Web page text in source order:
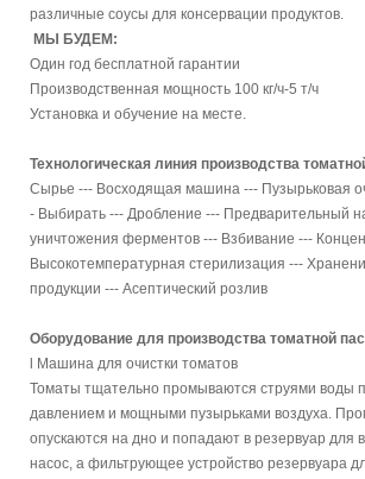
различные соусы для консервации продуктов.
МЫ БУДЕМ:
Один год бесплатной гарантии
Производственная мощность 100 кг/ч-5 т/ч
Установка и обучение на месте.
Технологическая линия производства
Сырье --- Восходящая машина --- Пузырьковая
- Выбирать --- Дробление --- Предварительный
уничтожения ферментов --- Взбивание ---
Высокотемпературная стерилизация ---
продукции --- Асептический розлив
Оборудование для производства томатной
Машина для очистки томатов
Томаты тщательно промываются струями воды
давлением и мощными пузырьками воздуха.
опускаются на дно и попадают в резервуар для
насос, а фильтрующее устройство резервуара